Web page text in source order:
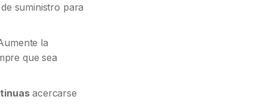
suministro para
la
que sea
acercarse